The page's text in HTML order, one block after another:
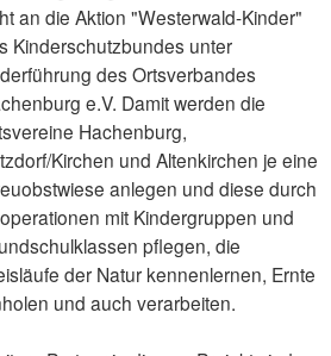
an die Aktion "Westerwald-Kinder"
Kinderschutzbundes unter
des Ortsverbandes
e.V. Damit werden die
Hachenburg,
Kirchen und Altenkirchen je eine
anlegen und diese durch
mit Kindergruppen und
pflegen, die
der Natur kennenlernen, Ernte
und auch verarbeiten.